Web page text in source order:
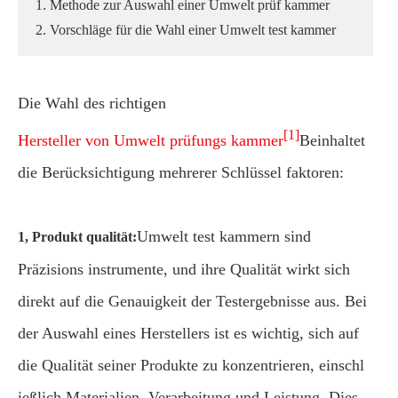
1. Methode zur Auswahl einer Umwelt prüf kammer
2. Vorschläge für die Wahl einer Umwelt test kammer
Die Wahl des richtigen
Hersteller von Umwelt prüfungs kammer[1]Beinhaltet
die Berücksichtigung mehrerer Schlüssel faktoren:
1, Produkt qualität:Umwelt test kammern sind
Präzisions instrumente, und ihre Qualität wirkt sich
direkt auf die Genauigkeit der Testergebnisse aus. Bei
der Auswahl eines Herstellers ist es wichtig, sich auf
die Qualität seiner Produkte zu konzentrieren, einschl